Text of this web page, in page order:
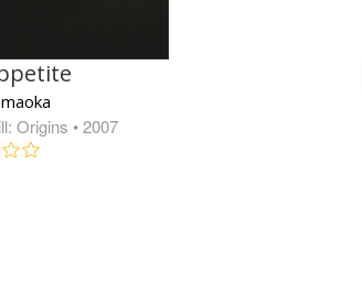
Origins • 2007